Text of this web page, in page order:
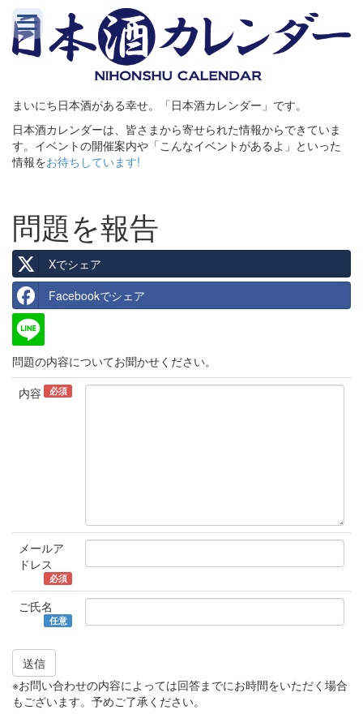
まいにち日本酒がある幸せ。「日本酒カレンダー」です。
日本酒カレンダーは、皆さまから寄せられた情報からできていま
す。イベントの開催案内や「こんなイベントがあるよ」といった
情報をお待ちしています!
問題を報告
Xでシェア
Facebookでシェア
問題の内容についてお聞かせください。
内容
必須
メールア
ドレス
必須
ご氏名
任意
送信
※お問い合わせの内容によっては回答までにお時間をいただく場合
もございます。予めご了承ください。